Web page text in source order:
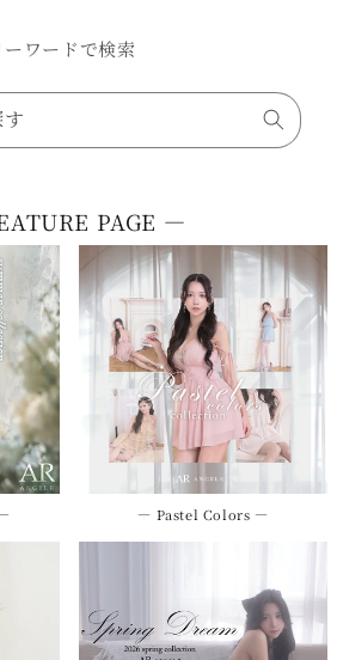
ーワードで検索
PAGE ―
― Pastel Colors ―